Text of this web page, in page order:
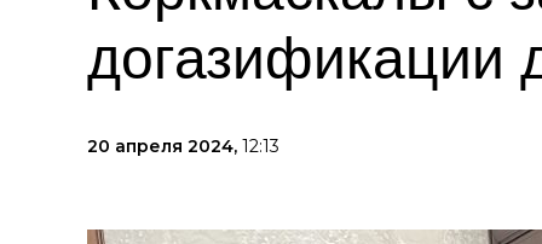
догазификации
20 апреля 2024, 12:13